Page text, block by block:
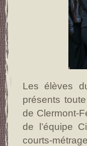
Les élèves
présents
de Clermont-
de l’équipe
courts-